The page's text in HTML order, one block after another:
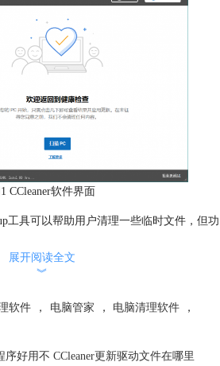
CCleaner软件界面
工具可以帮助用户清理一些临时文件，但功
展开阅读全文
︾
软件 ， 电脑管家 ， 电脑清理软件
，
序好用不 CCleaner更新驱动文件在哪里